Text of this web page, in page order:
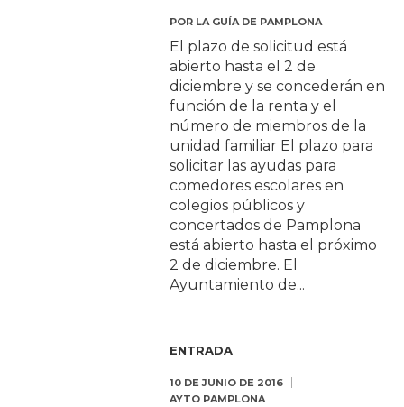
POR LA GUÍA DE PAMPLONA
El plazo de solicitud está
abierto hasta el 2 de
diciembre y se concederán en
función de la renta y el
número de miembros de la
unidad familiar El plazo para
solicitar las ayudas para
comedores escolares en
colegios públicos y
concertados de Pamplona
está abierto hasta el próximo
2 de diciembre. El
Ayuntamiento de...
ENTRADA
10 DE JUNIO DE 2016
AYTO PAMPLONA